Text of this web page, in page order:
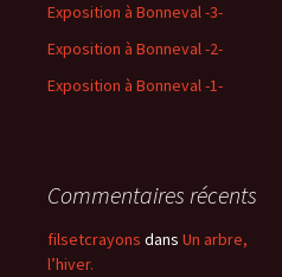
Exposition à Bonneval -3-
Exposition à Bonneval -2-
Exposition à Bonneval -1-
Commentaires récents
filsetcrayons dans Un arbre,
l’hiver.